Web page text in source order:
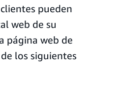
pueden
web de su
página web de
los siguientes